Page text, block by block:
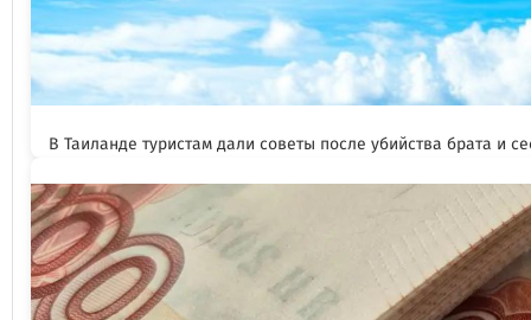
В Таиланде туристам дали советы после убийства брата и